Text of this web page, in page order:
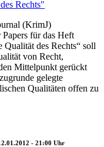
(KrimJ)
für das Heft
des Rechts“ soll
von Recht,
Mittelpunkt gerückt
gelegte
Qualitäten offen zu
- 21:00 Uhr